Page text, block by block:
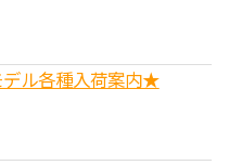
ル各種入荷案内★